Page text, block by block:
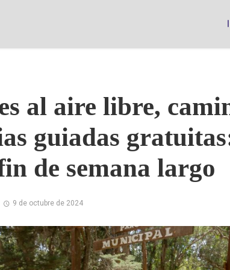
al aire libre,
guiadas
de semana largo
9 de octubre de 2024